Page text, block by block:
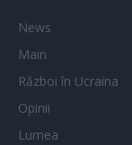
News
Main
Război în Ucraina
Opinii
Lumea